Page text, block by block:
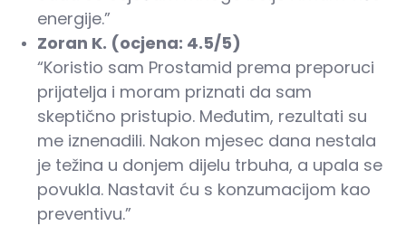
energije.”
Zoran K. (ocjena: 4.5/5)
“Koristio sam Prostamid prema preporuci
prijatelja i moram priznati da sam
skeptično pristupio. Međutim, rezultati su
me iznenadili. Nakon mjesec dana nestala
je težina u donjem dijelu trbuha, a upala se
povukla. Nastavit ću s konzumacijom kao
preventivu.”